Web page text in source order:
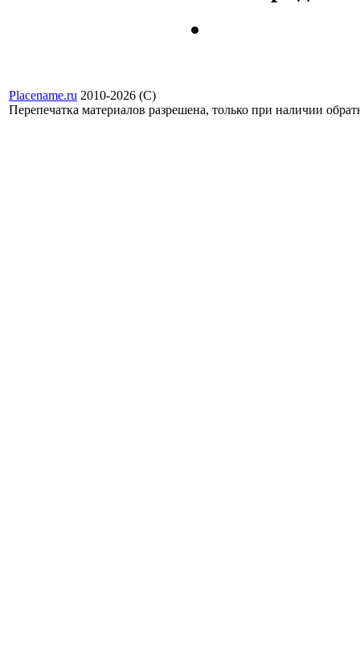
Placename.ru 2010-2026 (С)
Перепечатка материалов разрешена, только при наличии